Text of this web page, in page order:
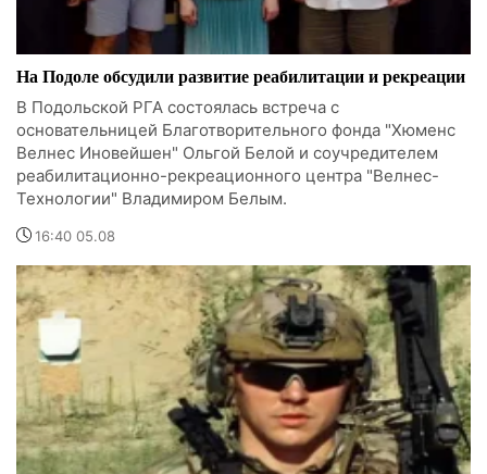
На Подоле обсудили развитие реабилитации и рекреации
В Подольской РГА состоялась встреча с
основательницей Благотворительного фонда "Хюменс
Велнес Иновейшен" Ольгой Белой и соучредителем
реабилитационно-рекреационного центра "Велнес-
Технологии" Владимиром Белым.
16:40 05.08